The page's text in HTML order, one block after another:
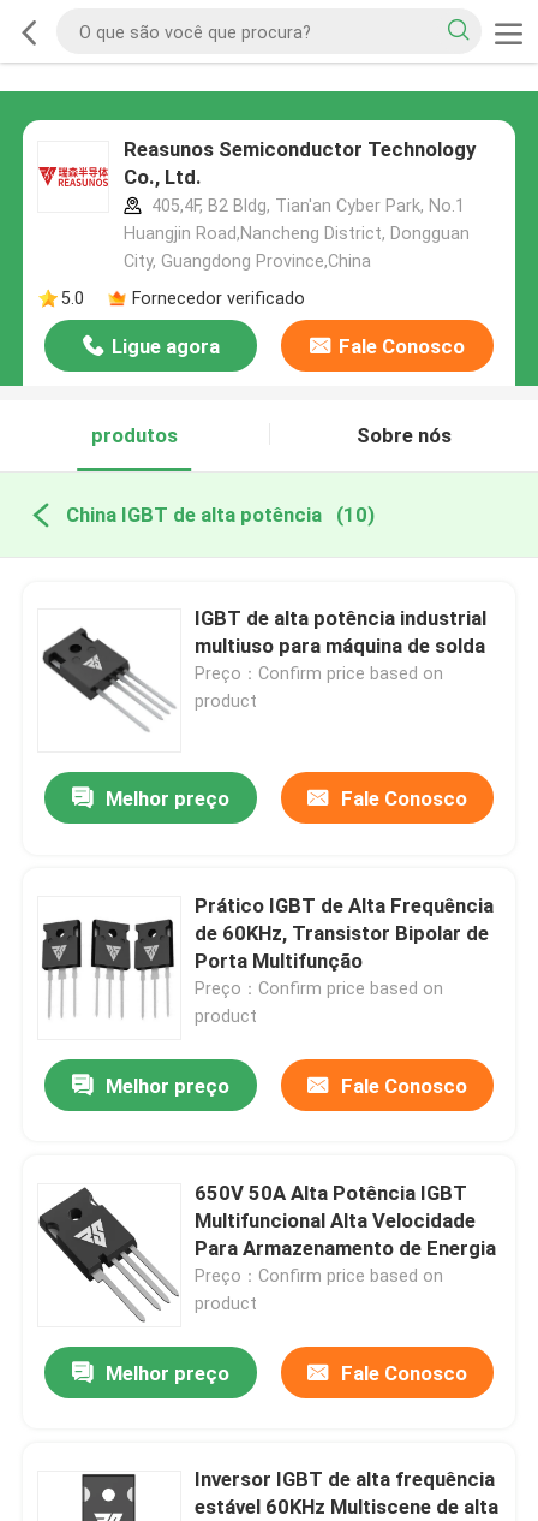
Reasunos Semiconductor Technology
Co., Ltd.
405,4F, B2 Bldg, Tian'an Cyber Park, No.1
Huangjin Road,Nancheng District, Dongguan
City, Guangdong Province,China
5.0
Fornecedor verificado
Ligue agora Fale Conosco
produtos Sobre nós
China IGBT de alta potência (10)
IGBT de alta potência industrial
multiuso para máquina de solda
Preço：Confirm price based on
product
Melhor preço Fale Conosco
Prático IGBT de Alta Frequência
de 60KHz, Transistor Bipolar de
Porta Multifunção
Preço：Confirm price based on
product
Melhor preço Fale Conosco
650V 50A Alta Potência IGBT
Multifuncional Alta Velocidade
Para Armazenamento de Energia
Preço：Confirm price based on
product
Melhor preço Fale Conosco
Inversor IGBT de alta frequência
estável 60KHz Multiscene de alta